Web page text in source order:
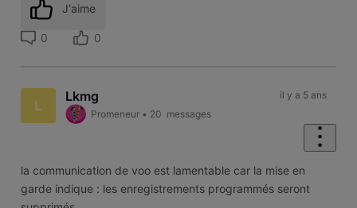
J'aime
0 0
L
Lkmg
Promeneur • 20 messages
il y a 5 ans
la communication de voo est lamentable car la mise en
garde indique : les enregistrements programmés seront